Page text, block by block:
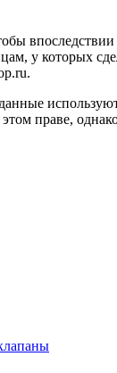
впоследствии
у которых
праве,